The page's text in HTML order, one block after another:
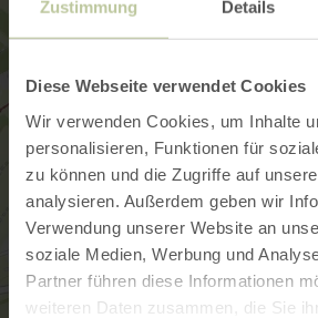
Zustimmung Details
Diese Webseite verwendet Cookies
Wir verwenden Cookies, um Inhalte
personalisieren, Funktionen für
zu können und die Zugriffe auf
analysieren. Außerdem geben wir
Verwendung unserer Website an
soziale Medien, Werbung und
Partner führen diese Informationen
weiteren Daten zusammen, die Sie